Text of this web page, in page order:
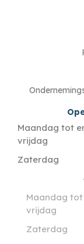
Maandag tot
vrijdag
Zaterdag
Maandag
vrijdag
Zaterdag